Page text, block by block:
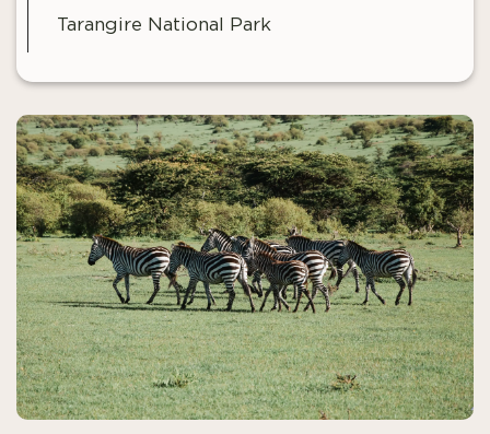
Tarangire National Park